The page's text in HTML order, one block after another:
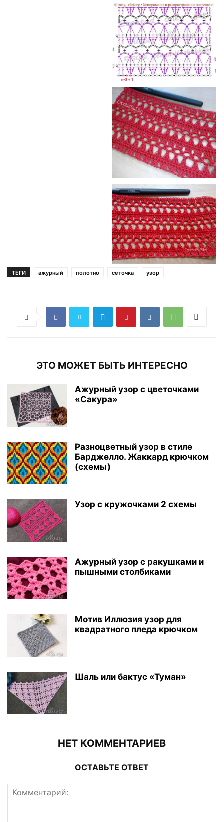
ТЕГИ ажурный полотно сеточка узор
ЭТО МОЖЕТ БЫТЬ ИНТЕРЕСНО
Ажурный узор с цветочками
«Сакура»
Разноцветный узор в стиле
Барджелло. Жаккард крючком
(схемы)
Узор с кружочками 2 схемы
Ажурный узор с ракушками и
пышными столбиками
Мотив Иллюзия узор для
квадратного пледа крючком
Шаль или бактус «Туман»
НЕТ КОММЕНТАРИЕВ
ОСТАВЬТЕ ОТВЕТ